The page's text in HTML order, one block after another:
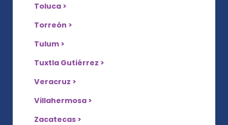
Toluca >
Torreón >
Tulum >
Tuxtla Gutiérrez >
Veracruz >
Villahermosa >
Zacatecas >